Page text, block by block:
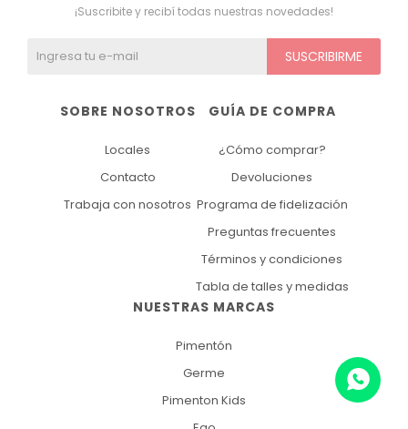
NUESTRAS MARCAS
Pimentón
Germe
Pimenton Kids
GUÍA DE COMPRA
¿Cómo comprar?
Devoluciones
Programa de fidelización
Preguntas frecuentes
Términos y condiciones
Tabla de talles y medidas
SOBRE NOSOTROS
Locales
Contacto
Trabaja con nosotros
¡Suscribite y recibí todas nuestras novedades!
SUSCRIBIRME